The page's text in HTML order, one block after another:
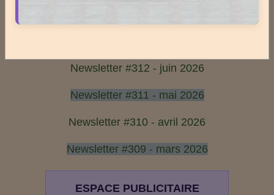
Dernières newsletters
Newsletter #312 - juin 2026
Newsletter #311 - mai 2026
Newsletter #310 - avril 2026
Newsletter #309 - mars 2026
ESPACE PUBLICITAIRE